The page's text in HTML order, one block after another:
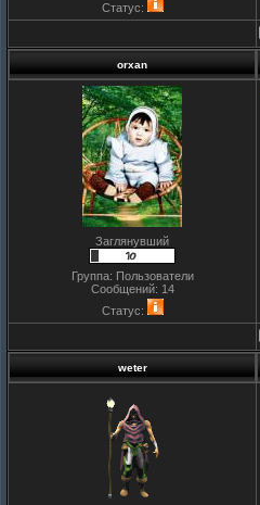
Статус:
orxan
Заглянувший
Группа: Пользователи
Сообщений: 14
Статус:
weter